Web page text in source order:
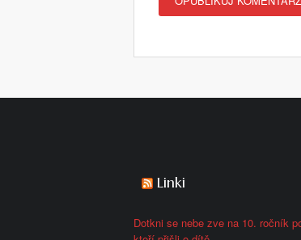
Linki
Dotkni se nebe zve na 10. ročník